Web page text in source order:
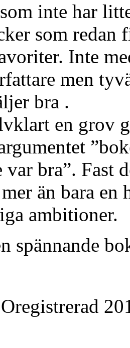
inte har
som
Inte
men
bra .
en grov
bra”. Fast
än bara en
ambitioner.
spännande
Oregistrerad